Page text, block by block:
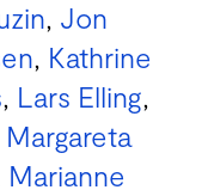
, Jon
, Kathrine
, Lars Elling,
Margareta
Marianne